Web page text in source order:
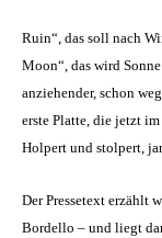
Ruin“, das soll nach
Moon“, das wird
anziehender, schon
erste Platte, die jetzt
Holpert und stolpert,
Der Pressetext erzählt
Bordello – und liegt